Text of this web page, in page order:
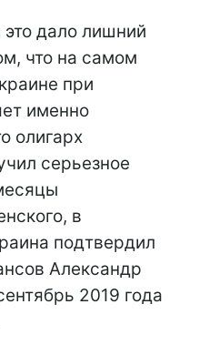
дало лишний
что на самом
при
именно
олигарх
серьезное
в
подтвердил
Александр
2019 года